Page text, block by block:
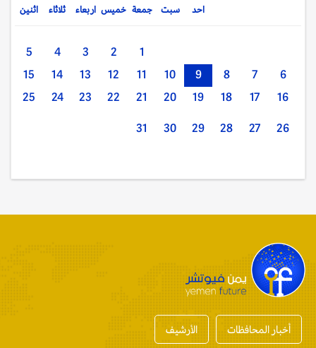
اثنين ثلاثاء اربعاء خميس جمعة سبت احد
1
2
3
4
5
6
7
8
9
10
11
12
13
14
15
16
17
18
19
20
21
22
23
24
25
26
27
28
29
30
31
أخبار المحافظات الأرشيف